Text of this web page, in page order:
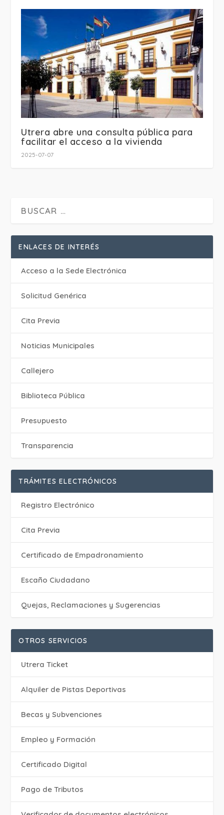
Utrera abre una consulta pública para
facilitar el acceso a la vivienda
2025-07-07
ENLACES DE INTERÉS
Acceso a la Sede Electrónica
Solicitud Genérica
Cita Previa
‎Noticias Municipales
Callejero
Biblioteca Pública
Presupuesto
Transparencia
TRÁMITES ELECTRÓNICOS
Registro Electrónico
Cita Previa
Certificado de Empadronamiento
Escaño Ciudadano
Quejas, Reclamaciones y Sugerencias
OTROS SERVICIOS
Utrera Ticket
Alquiler de Pistas Deportivas
Becas y Subvenciones
Empleo y Formación
Certificado Digital
Pago de Tributos